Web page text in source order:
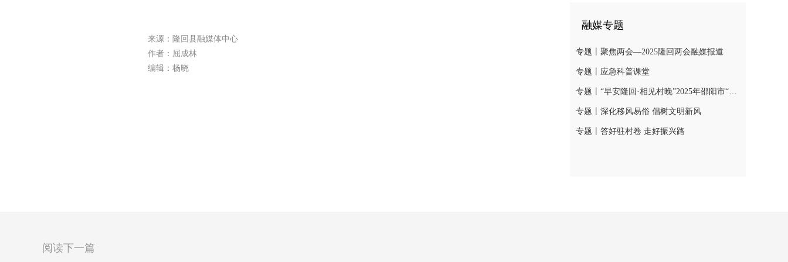
来源：隆回县融媒体中心
作者：屈成林
编辑：杨晓
融媒专题
专题丨聚焦两会—2025隆回两会融媒报道
专题丨应急科普课堂
专题丨“早安隆回·相见村晚”2025年邵阳市“我们的节日·春节”村晚示范展示活动
专题丨深化移风易俗 倡树文明新风
专题丨答好驻村卷 走好振兴路
阅读下一篇